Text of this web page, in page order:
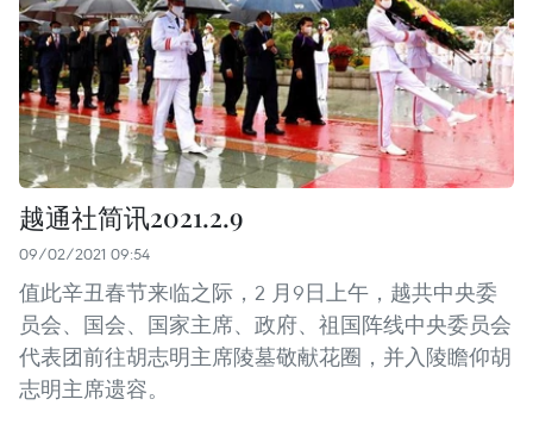
越通社简讯2021.2.9
09/02/2021 09:54
值此辛丑春节来临之际，2 月9日上午，越共中央委
员会、国会、国家主席、政府、祖国阵线中央委员会
代表团前往胡志明主席陵墓敬献花圈，并入陵瞻仰胡
志明主席遗容。